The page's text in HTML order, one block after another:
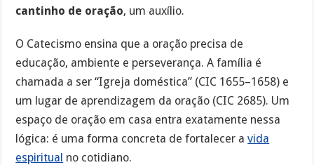
cantinho de oração, um auxílio.
O Catecismo ensina que a oração precisa de
educação, ambiente e perseverança. A família é
chamada a ser “Igreja doméstica” (CIC 1655–1658) e
um lugar de aprendizagem da oração (CIC 2685). Um
espaço de oração em casa entra exatamente nessa
lógica: é uma forma concreta de fortalecer avida
espiritual no cotidiano.